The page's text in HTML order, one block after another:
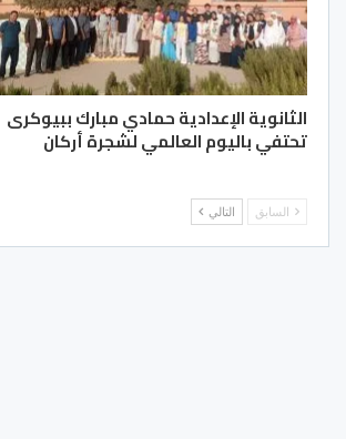
الثانوية الإعدادية حمادي مبارك ببيوكرى
تحتفي باليوم العالمي لشجرة أركان
السابق التالي